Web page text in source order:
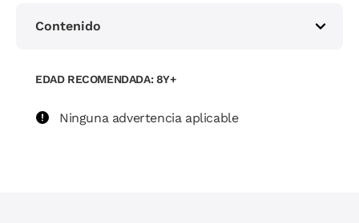
Contenido
EDAD RECOMENDADA: 8Y+
Ninguna advertencia aplicable